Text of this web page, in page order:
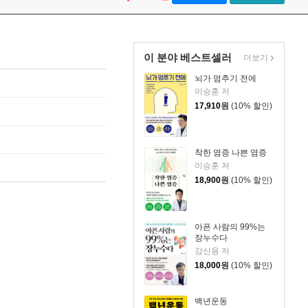
이 분야 베스트셀러
뇌가 멈추기 전에
이승훈 저
17,910원 (10% 할인)
착한 염증 나쁜 염증
이승훈 저
18,900원 (10% 할인)
아픈 사람의 99%는
장누수다
강신용 저
18,000원 (10% 할인)
백년운동
더보기